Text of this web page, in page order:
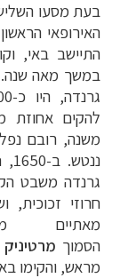
האירופאי
התיישב באי,
במשך מאה שנה.
להקים אחוזת
משנה, רובם
גרנדה משבט
חרוזי זכוכית,
מאתיים
הסמוך מרטיניק
מראש, והקימו